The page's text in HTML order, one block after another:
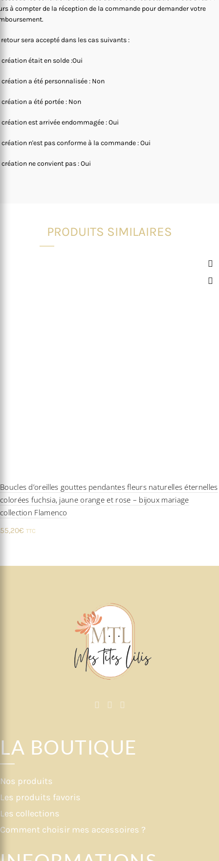
à compter de la réception de la commande pour demander votre
retour sera accepté dans les cas suivants :
création était en solde :Oui
création a été personnalisée : Non
création a été portée : Non
création est arrivée endommagée : Oui
création n'est pas conforme à la commande : Oui
création ne convient pas : Oui
PRODUITS SIMILAIRES
Boucles d’oreilles gouttes pendantes fleurs naturelles éternelles
colorées fuchsia, jaune orange et rose – bijoux mariage
collection Flamenco
55,20€ TTC
LA BOUTIQUE
Nos produits
Les produits favoris
Les collections
Comment choisir mes accessoires ?